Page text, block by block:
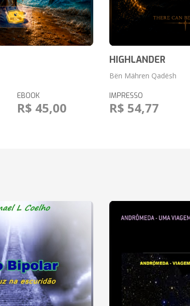
EBOOK
R$ 45,00
HIGHLANDER
Bën Mähren Qadësh
IMPRESSO
R$ 54,77